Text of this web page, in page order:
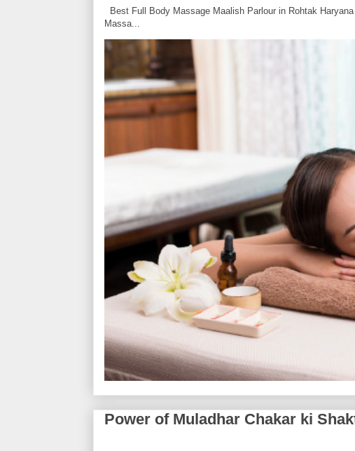
Best Full Body Massage Maalish Parlour in Rohtak Haryana
Massa...
Power of Muladhar Chakar ki